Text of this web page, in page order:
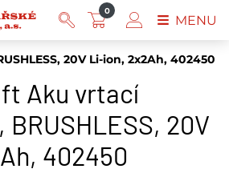
20V Li-ion, 2x2Ah, 402450
Aku vrtací
20V
402450
0
MENU